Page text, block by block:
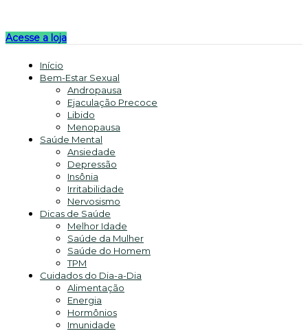
Acesse a loja
Início
Bem-Estar Sexual
Andropausa
Ejaculação Precoce
Libido
Menopausa
Saúde Mental
Ansiedade
Depressão
Insônia
Irritabilidade
Nervosismo
Dicas de Saúde
Melhor Idade
Saúde da Mulher
Saúde do Homem
TPM
Cuidados do Dia-a-Dia
Alimentação
Energia
Hormônios
Imunidade